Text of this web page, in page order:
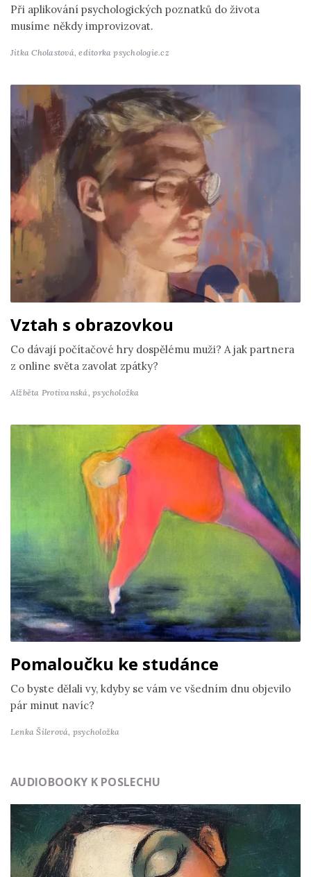
Při aplikování psychologických poznatků do života
musíme někdy improvizovat.
Jitka Cholastová,editorka psychologie.cz
Vztah s obrazovkou
Co dávají počítačové hry dospělému muži? A jak partnera
z online světa zavolat zpátky?
Alžběta Protivanská,psycholožka
Pomaloučku ke studánce
Co byste dělali vy, kdyby se vám ve všedním dnu objevilo
pár minut navíc?
Lenka Šilerová, psycholožka
AUDIOBOOKY K POSLECHU